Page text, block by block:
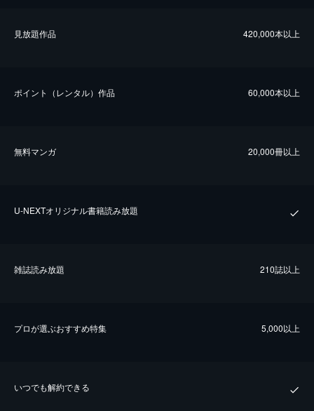
⾒放題作品 420,000本以上
ポイント（レンタル）作品 60,000本以上
無料マンガ 20,000冊以上
U-NEXTオリジナル書籍読み放題
雑誌読み放題 210誌以上
プロが選ぶおすすめ特集 5,000以上
いつでも解約できる